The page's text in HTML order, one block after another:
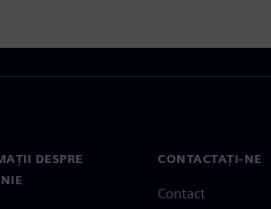
DESPRE
CONTACTAȚI-NE
Contact